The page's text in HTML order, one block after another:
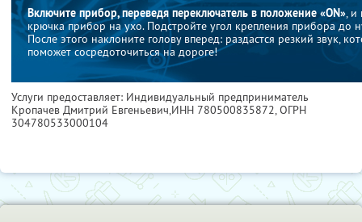
Включите прибор, переведя переключатель в положение «ON», и
крючка прибор на ухо. Подстройте угол крепления прибора до
После этого наклоните голову вперед: раздастся резкий звук,
поможет сосредоточиться на дороге!
Услуги предоставляет: Индивидуальный предприниматель
Кропачев Дмитрий Евгеньевич,ИНН 780500835872, ОГРН
304780533000104